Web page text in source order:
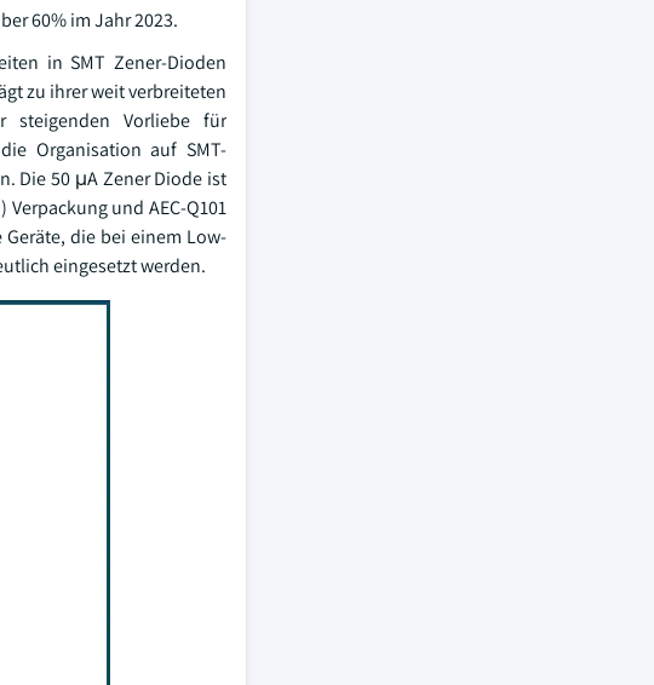
60% im Jahr 2023.
in SMT Zener-Dioden
zu ihrer weit verbreiteten
steigenden Vorliebe für
Organisation auf SMT-
Die 50 μA Zener Diode ist
und AEC-Q101
die bei einem Low-
eingesetzt werden.